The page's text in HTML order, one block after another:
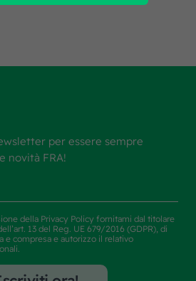
per essere sempre
novità FRA!
della Privacy Policy fornitami dal titolare
13 del Reg. UE 679/2016 (GDPR), di
e compresa e autorizzo il relativo